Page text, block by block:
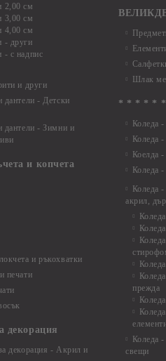
2,00 см
3,00 см
4,00 см
- други
- с надпис
и други
дантели - Детски
дантели - Зимни и
и копчета
и ръкохватки
печати
декорация
декорация - Акрил и
Шлак
* * * * *
Коледа
Коледа
Коелда
Коледа
Коледа
акрил,
прежда
Коледа
свещи